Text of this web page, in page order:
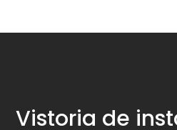
Vistoria de